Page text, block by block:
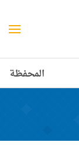
المحفظة